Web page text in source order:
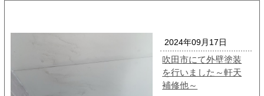
2024年09月17日
吹田市にて外壁塗装
を行いました～軒天
補修他～